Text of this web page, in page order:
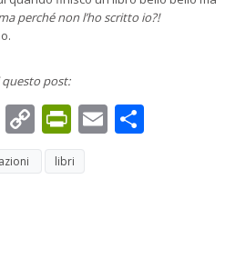
perché non l’ho scritto io?!
questo post:
Threads
Copy
Link
PrintFriendly
Email
libri